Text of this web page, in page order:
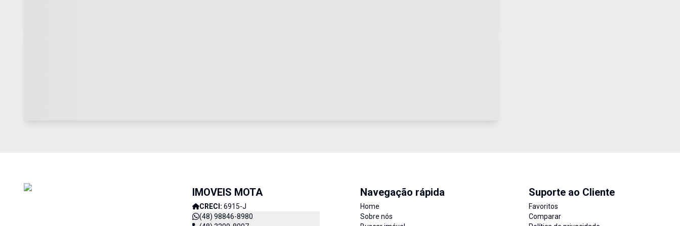
IMOVEIS MOTA
CRECI: 6915-J
(48) 98846-8980
Navegação rápida
Home
Sobre nós
Suporte ao Cliente
Favoritos
Comparar